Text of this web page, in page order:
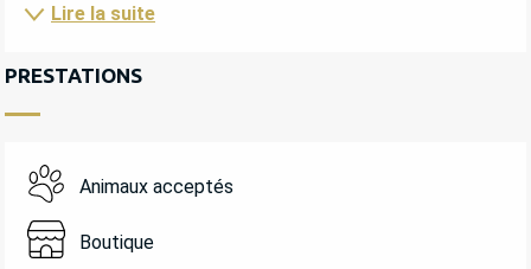
Lire la suite
PRESTATIONS
Animaux acceptés
Boutique